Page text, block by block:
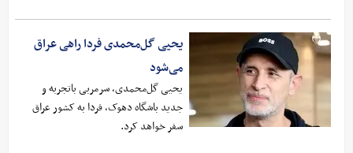
یحیی گل‌محمدی فردا راهی عراق
می‌شود
یحیی گل‌محمدی، سرمربی باتجربه و
جدید باشگاه دهوک، فردا به کشور عراق
سفر خواهد کرد.